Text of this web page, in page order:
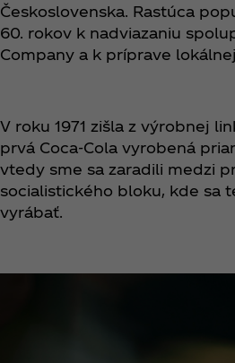
Československa. Rastúca
60. rokov k nadviazaniu
Company a k príprave
V roku 1971 zišla z výrobnej
prvá Coca‑Cola vyrobená
vtedy sme sa zaradili medzi
socialistického bloku, kde sa
vyrábať.